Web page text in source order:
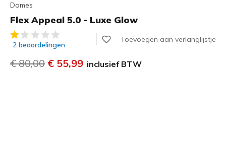
Dames
Flex Appeal 5.0 - Luxe Glow
4,7 van de 5 klantbeoordelingen
2 beoordelingen
Toevoegen aan verlanglijstje
Prijs verlaagd van
€ 80,00 naar
€ 55,99 inclusief BTW